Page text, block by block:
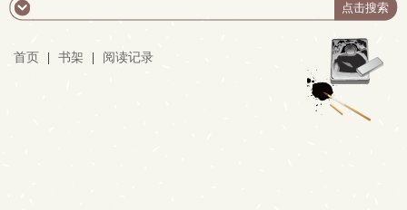
首页 书架 阅读记录